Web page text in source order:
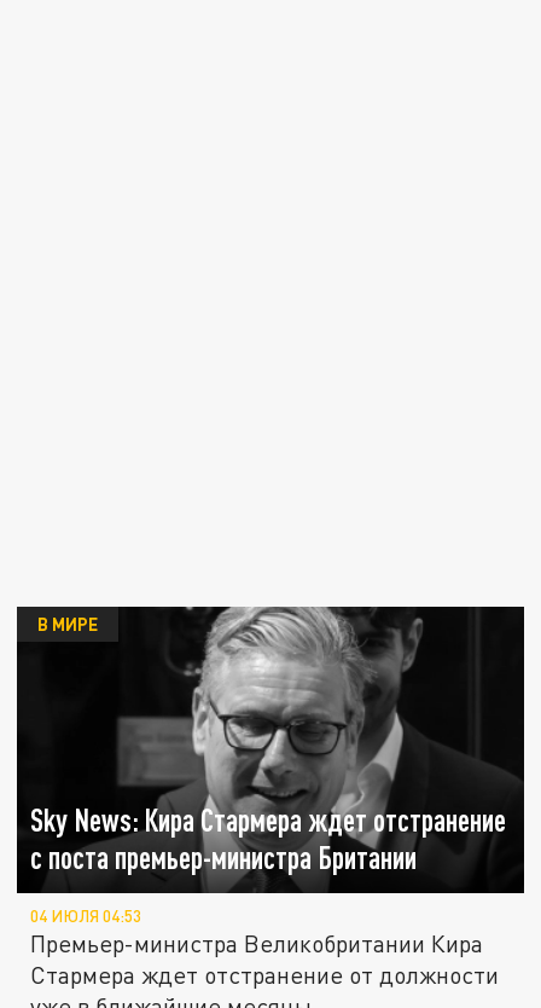
Sky News: Кира Стармера ждет отстранение
с поста премьер-министра Британии
В МИРЕ
04 ИЮЛЯ 04:53
Премьер-министра Великобритании Кира
Стармера ждет отстранение от должности